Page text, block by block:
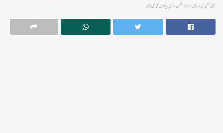
شمالی کشمیر کپوارہ میں موجود بنگس وادی سیاحوں کی نئی پسند